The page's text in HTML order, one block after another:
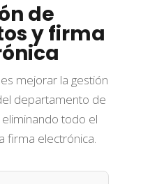
de
y firma
mejorar la gestión
departamento de
todo el
firma electrónica.